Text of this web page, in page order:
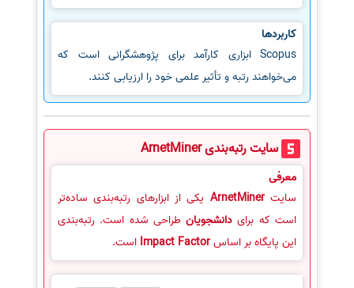
کاربردها
Scopus ابزاری کارآمد برای پژوهشگرانی است که
می‌خواهند رتبه و تأثیر علمی خود را ارزیابی کنند.
سایت رتبه‌بندی ArnetMiner
معرفی
سایتArnetMiner یکی از ابزارهای رتبه‌بندی ساده‌تر
است که برای دانشجویانطراحی شده است. رتبه‌بندی
این پایگاه بر اساسImpact Factor است.